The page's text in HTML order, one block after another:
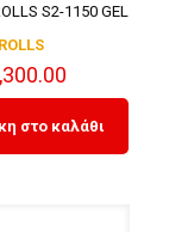
S2-1150 GEL
ROLLS
στο καλάθι